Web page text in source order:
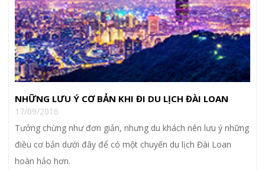
NHỮNG LƯU Ý CƠ BẢN KHI ĐI DU LỊCH ĐÀI LOAN
17/09/2016
Tưởng chừng như đơn giản, nhưng du khách nên lưu ý những
điều cơ bản dưới đây để có một chuyến du lịch Đài Loan
hoàn hảo hơn.